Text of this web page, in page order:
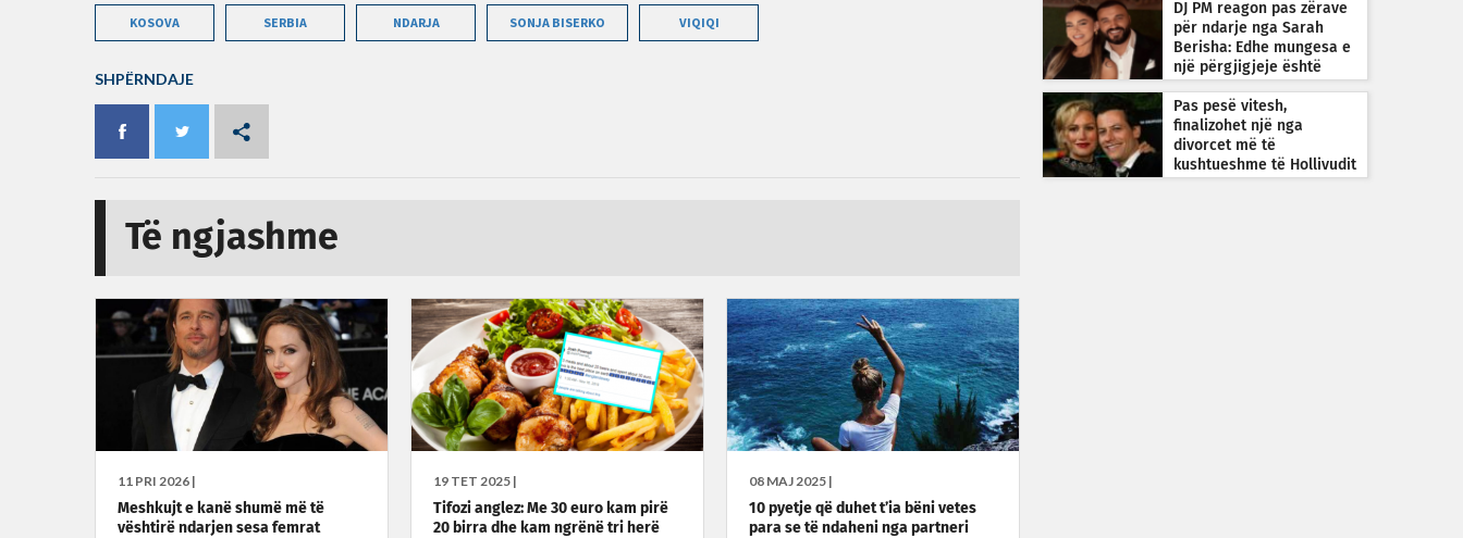
KOSOVA SERBIA NDARJA SONJA BISERKO VIQIQI
SHPËRNDAJE
Të ngjashme
11 PRI 2026 |
Meshkujt e kanë shumë më të
vështirë ndarjen sesa femrat
19 TET 2025 |
Tifozi anglez: Me 30 euro kam pirë
20 birra dhe kam ngrënë tri herë
08 MAJ 2025 |
10 pyetje që duhet t’ia bëni vetes
para se të ndaheni nga partneri
DJ PM reagon pas zërave
për ndarje nga Sarah
Berisha: Edhe mungesa e
një përgjigjeje është
Pas pesë vitesh,
finalizohet një nga
divorcet më të
kushtueshme të Hollivudit